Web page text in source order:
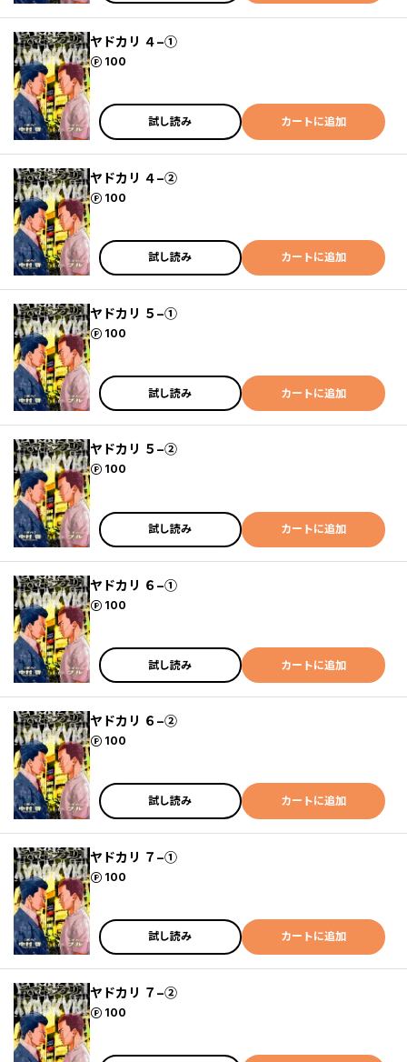
ヤドカリ ４−①
100
ポイント
試し読み カートに追加
ヤドカリ ４−②
100
ポイント
試し読み カートに追加
ヤドカリ ５−①
100
ポイント
試し読み カートに追加
ヤドカリ ５−②
100
ポイント
試し読み カートに追加
ヤドカリ ６−①
100
ポイント
試し読み カートに追加
ヤドカリ ６−②
100
ポイント
試し読み カートに追加
ヤドカリ ７−①
100
ポイント
試し読み カートに追加
ヤドカリ ７−②
100
ポイント